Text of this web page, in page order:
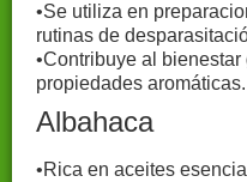
•Se utiliza en
rutinas de
•Contribuye al
propiedades aromáticas.
Albahaca
•Rica en aceites